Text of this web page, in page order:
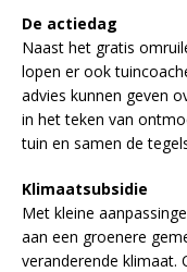
De actiedag
Naast het gratis
lopen er ook
advies kunnen geven
in het teken van
tuin en samen de
Klimaatsubsidie
Met kleine
aan een groenere
veranderende klimaat.